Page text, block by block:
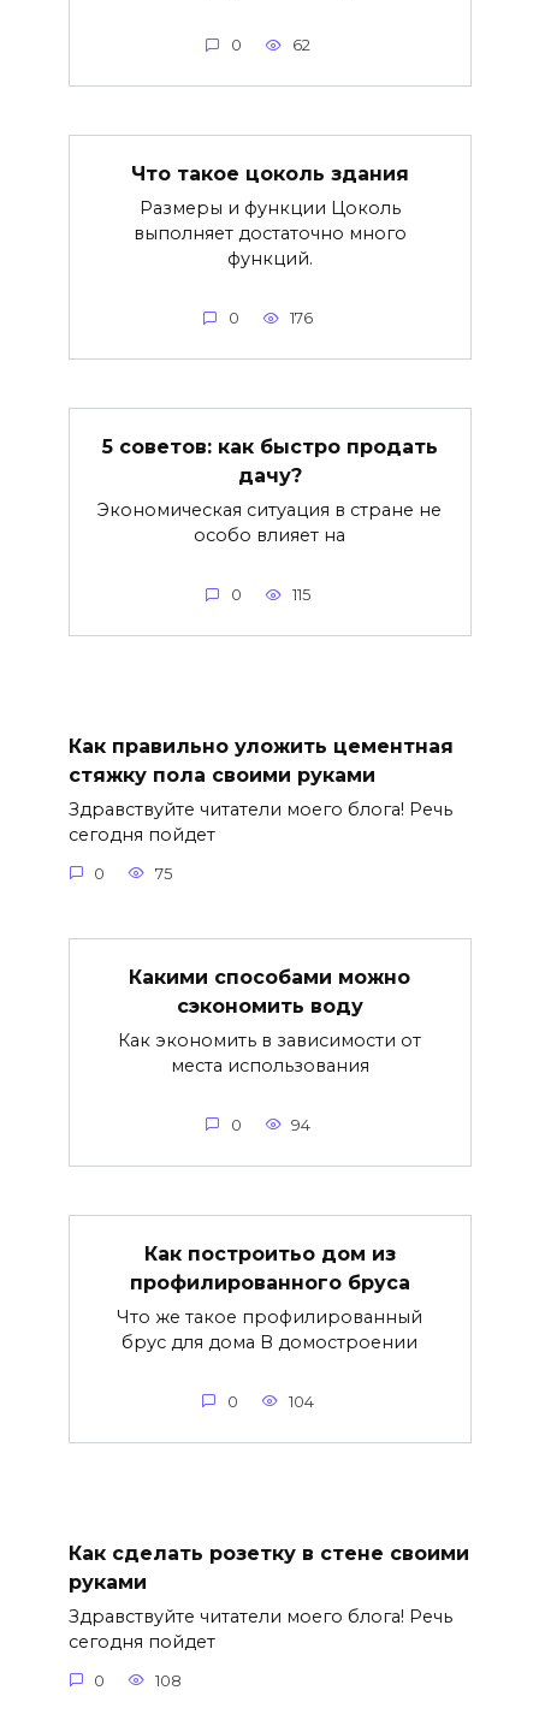
0 62
Что такое цоколь здания
Размеры и функции Цоколь
выполняет достаточно много
функций.
0 176
5 советов: как быстро продать
дачу?
Экономическая ситуация в стране не
особо влияет на
0 115
Как правильно уложить цементная
стяжку пола своими руками
Здравствуйте читатели моего блога! Речь
сегодня пойдет
0 75
Какими способами можно
сэкономить воду
Как экономить в зависимости от
места использования
0 94
Как построитьо дом из
профилированного бруса
Что же такое профилированный
брус для дома В домостроении
0 104
Как сделать розетку в стене своими
руками
Здравствуйте читатели моего блога! Речь
сегодня пойдет
0 108